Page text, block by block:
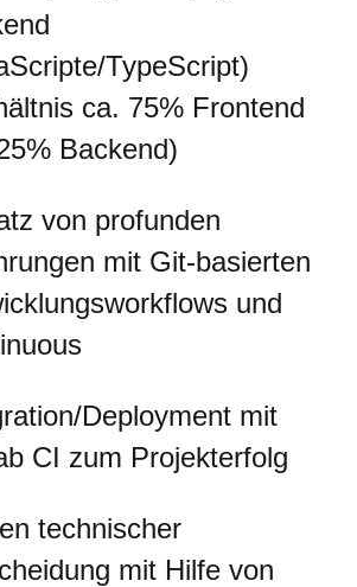
TypeScript)
ca. 75% Frontend
Backend)
von profunden
mit Git-basierten
und
Deployment mit
CI zum Projekterfolg
technischer
mit Hilfe von